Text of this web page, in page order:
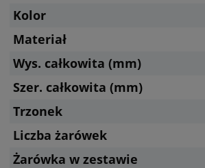
Kolor
Materiał
Wys. całkowita (mm)
Szer. całkowita (mm)
Trzonek
Liczba żarówek
Żarówka w zestawie